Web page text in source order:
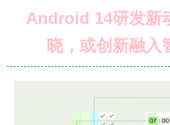
Android 14研发新
晓，或创新融入